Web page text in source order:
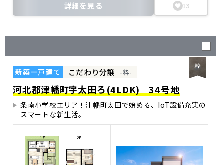
詳細を見る 13
新築一戸建て こだわり分譲 -粋-
河北郡津幡町字太田ろ(4LDK) 34号地
条南小学校エリア！津幡町太田で始める、IoT設備充実の
スマートな新生活。